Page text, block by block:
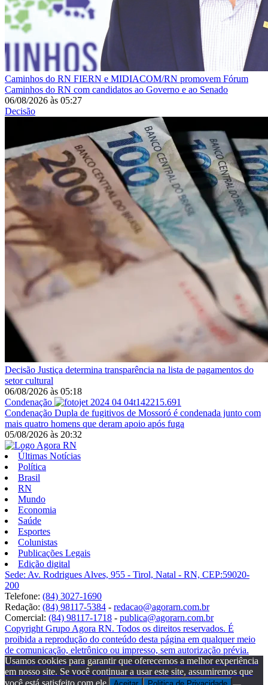
Caminhos do RN FIERN e MIDIACOM/RN promovem Fórum
Caminhos do RN com candidatos ao Governo e ao Senado
06/08/2026 às 05:27
Decisão
Decisão Justiça determina transparência na lista de pagamentos do
setor cultural
06/08/2026 às 05:18
Condenação
Condenação Dupla de fugitivos de Mossoró é condenada junto com
mais quatro homens que deram apoio após fuga
05/08/2026 às 20:32
Últimas Notícias
Política
Brasil
RN
Mundo
Economia
Saúde
Esportes
Colunistas
Publicações Legais
Edição digital
Sede: Av. Rodrigues Alves, 955 - Tirol, Natal - RN, CEP:59020-
200
Telefone: (84) 3027-1690
Redação: (84) 98117-5384 - redacao@agorarn.com.br
Comercial: (84) 98117-1718 - publica@agorarn.com.br
Copyright Grupo Agora RN. Todos os direitos reservados. É
proibida a reprodução do conteúdo desta página em qualquer meio
de comunicação, eletrônico ou impresso, sem autorização prévia.
Usamos cookies para garantir que oferecemos a melhor experiência
em nosso site. Se você continuar a usar este site, assumiremos que
você está satisfeito com ele.